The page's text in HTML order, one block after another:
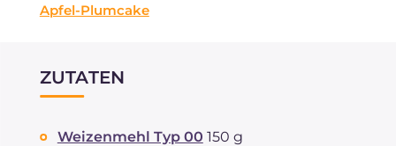
Apfel-Plumcake
ZUTATEN
Weizenmehl Typ 00 150 g